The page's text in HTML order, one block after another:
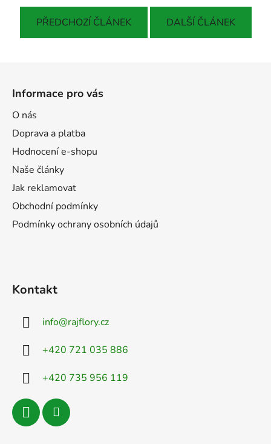
PŘEDCHOZÍ ČLÁNEK DALŠÍ ČLÁNEK
Informace pro vás
O nás
Doprava a platba
Hodnocení e-shopu
Naše články
Jak reklamovat
Obchodní podmínky
Podmínky ochrany osobních údajů
Kontakt
info@rajflory.cz
+420 721 035 886
+420 735 956 119